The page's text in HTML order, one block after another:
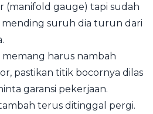
(manifold gauge) tapi sudah
mending suruh dia turun dari
memang harus nambah
pastikan titik bocornya dilas
garansi pekerjaan.
terus ditinggal pergi.